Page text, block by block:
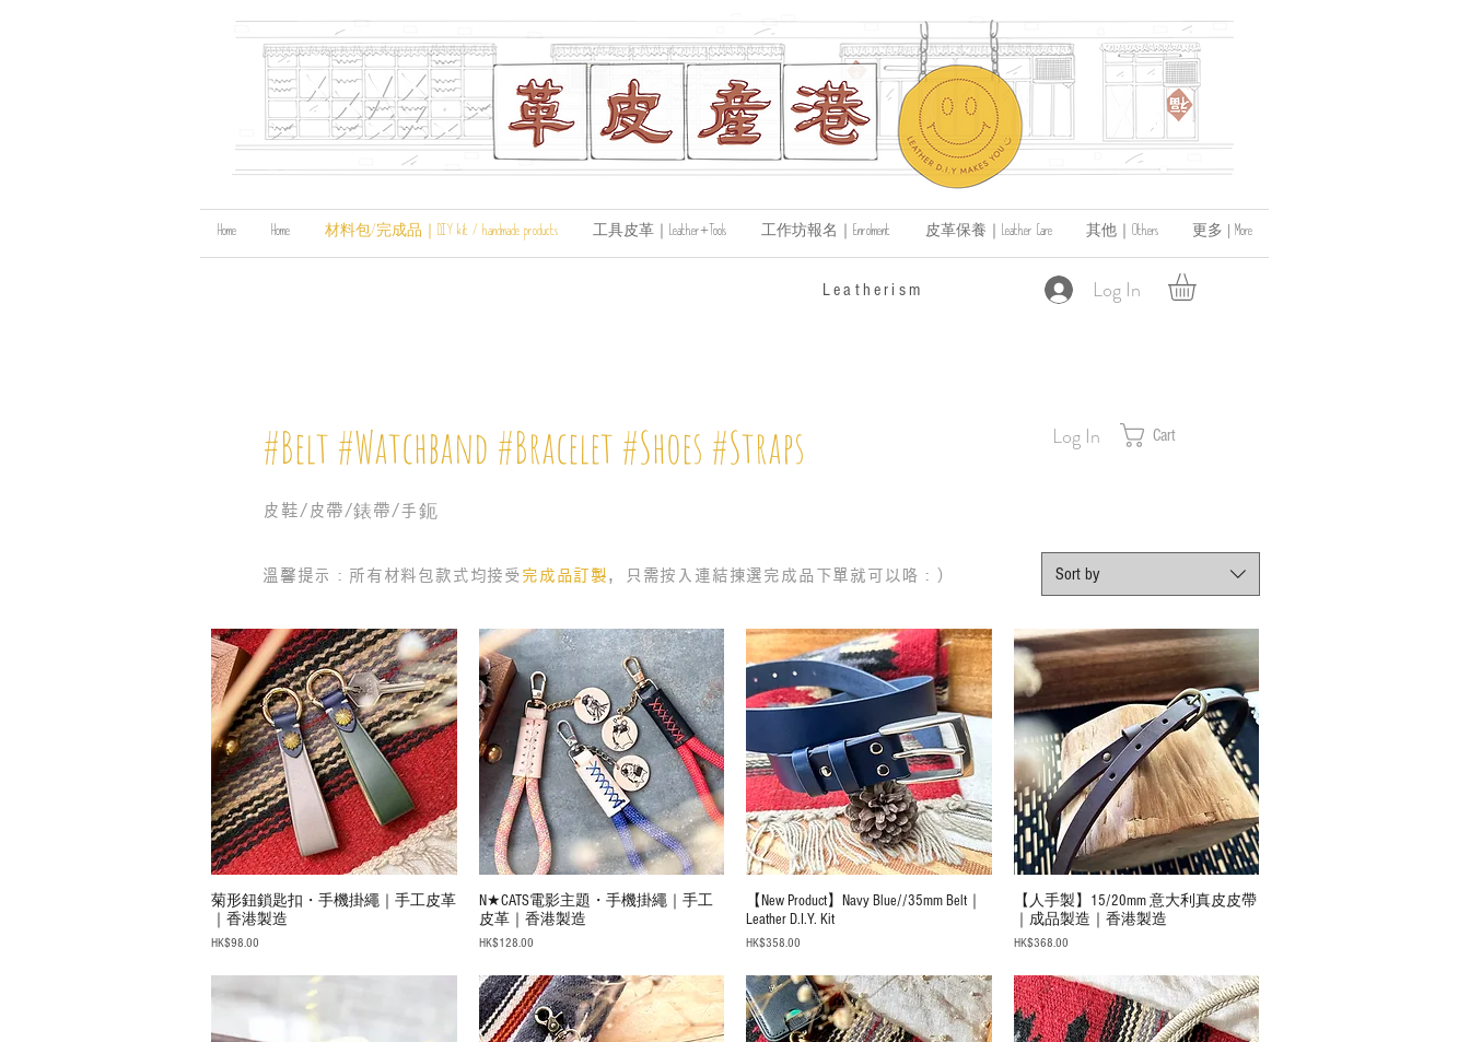
Home Home 材料包/完成品｜DIY kit / handmade products 工具皮革｜Leather+Tools 工作坊報名｜Enrolment 皮革保養｜Leather Care 其他｜Others 更多 | More
Log In
​Leatherism
#Belt #Watchband #Bracelet #Shoes #Straps Log In Cart
皮鞋/皮帶/錶帶/手鈪
溫馨提示：所有材料包款式均接受 完成品訂製，只需按入連結揀選完成品下單就可以咯：） Sort by
菊形鈕鎖匙扣・手機掛繩｜手工皮革
｜香港製造
Price
HK$98.00
N★CATS電影主題・手機掛繩｜手工
皮革｜香港製造
Price
HK$128.00
【New Product】Navy Blue//35mm Belt｜
Leather D.I.Y. Kit
Price
HK$358.00
【人手製】15/20mm 意大利真皮皮帶
｜成品製造｜香港製造
Price
HK$368.00